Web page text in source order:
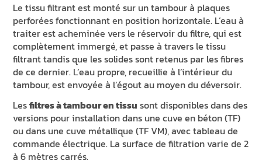
Le tissu filtrant est monté sur un tambour à plaques
perforées fonctionnant en position horizontale. L’eau à
traiter est acheminée vers le réservoir du filtre, qui est
complètement immergé, et passe à travers le tissu
filtrant tandis que les solides sont retenus par les fibres
de ce dernier. L’eau propre, recueillie à l’intérieur du
tambour, est envoyée à l’égout au moyen du déversoir.
Lesfiltres à tambour en tissu sont disponibles dans des
versions pour installation dans une cuve en béton (TF)
ou dans une cuve métallique (TF VM), avec tableau de
commande électrique. La surface de filtration varie de 2
à 6 mètres carrés.